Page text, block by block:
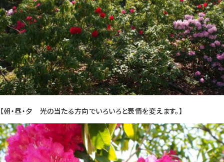
【朝・昼・夕 光の当たる方向でいろいろと表情を変えます。】